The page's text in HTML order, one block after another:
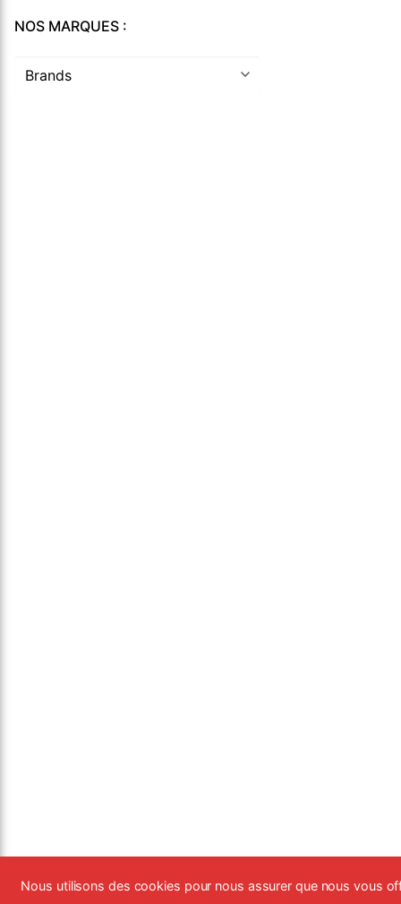
NOS MARQUES :
Nous utilisons des cookies pour nous assurer que nous vous